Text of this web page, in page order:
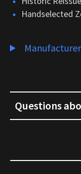
Handselected
Questions